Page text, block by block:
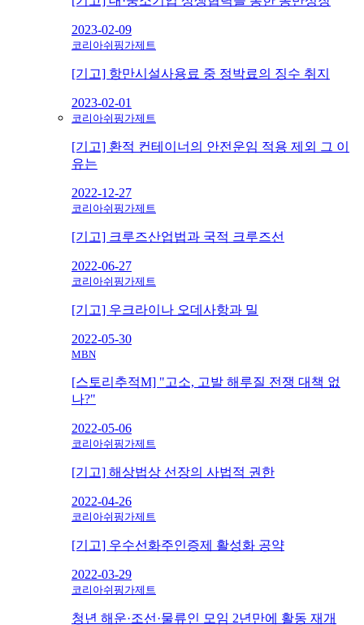
2023-02-09
코리아쉬핑가제트
[기고] 항만시설사용료 중 정박료의 징수 취지
2023-02-01
코리아쉬핑가제트
[기고] 환적 컨테이너의 안전운임 적용 제외 그 이
유는
2022-12-27
코리아쉬핑가제트
[기고] 크루즈산업법과 국적 크루즈선
2022-06-27
코리아쉬핑가제트
[기고] 우크라이나 오데사항과 밀
2022-05-30
MBN
[스토리추적M] "고소, 고발 해루질 전쟁 대책 없
나?"
2022-05-06
코리아쉬핑가제트
[기고] 해상법상 선장의 사법적 권한
2022-04-26
코리아쉬핑가제트
[기고] 우수선화주인증제 활성화 공약
2022-03-29
코리아쉬핑가제트
청년 해운·조선·물류인 모임 2년만에 활동 재개